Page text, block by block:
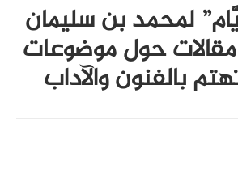
لمحمد بن سليمان
حول موضوعات
بالفنون والآداب